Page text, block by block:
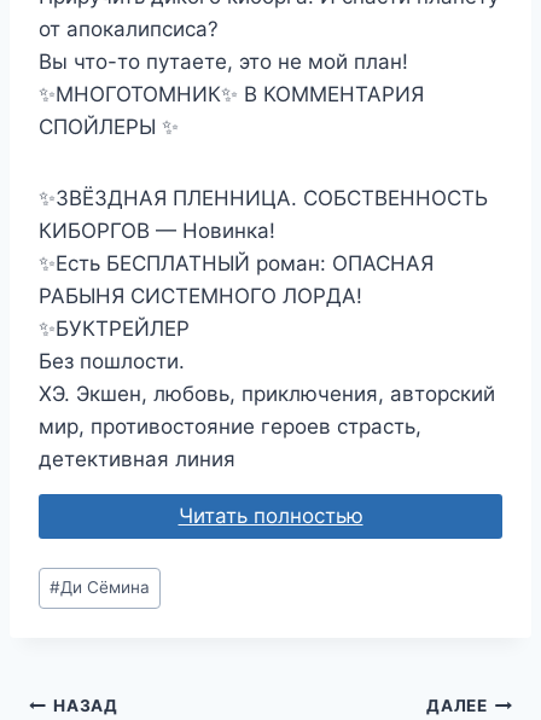
от апокалипсиса?
Вы что-то путаете, это не мой план!
✨МНОГОТОМНИК✨ В КОММЕНТАРИЯ
СПОЙЛЕРЫ ✨
✨ЗВЁЗДНАЯ ПЛЕННИЦА. СОБСТВЕННОСТЬ
КИБОРГОВ — Новинка!
✨Есть БЕСПЛАТНЫЙ роман: ОПАСНАЯ
РАБЫНЯ СИСТЕМНОГО ЛОРДА!
✨БУКТРЕЙЛЕР
Без пошлости.
ХЭ. Экшен, любовь, приключения, авторский
мир, противостояние героев страсть,
детективная линия
Читать полностью
Метки
записи:
#Ди Сёмина
НАЗАД ДАЛЕЕ